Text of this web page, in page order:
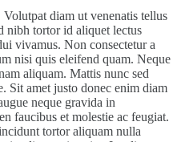
diam ut venenatis tellus
nibh tortor id aliquet lectus
vivamus. Non consectetur a
nisi quis eleifend quam. Neque
aliquam. Mattis nunc sed
Sit amet justo donec enim diam
neque gravida in
faucibus et molestie ac feugiat.
tortor aliquam nulla